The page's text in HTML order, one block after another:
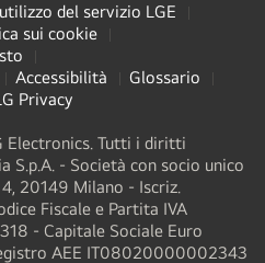
del servizio LGE
sui cookie
Accessibilità
Glossario
Privacy
Tutti i diritti
S.p.A. - Società con socio unico
20149 Milano - Iscriz.
Fiscale e Partita IVA
- Capitale Sociale Euro
AEE IT08020000002343​